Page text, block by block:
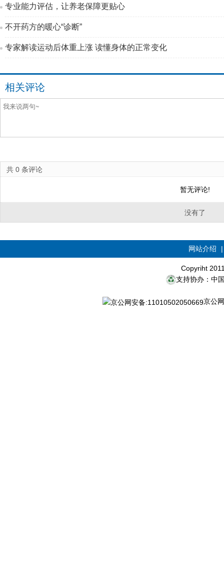
专业能力评估，让养老保障更贴心
不开药方的暖心“诊断”
专家解读运动后体重上涨 读懂身体的正常变化
相关评论
共 0 条评论
暂无评论!
没有了
网站介绍
Copyriht
支持协办：中
京公